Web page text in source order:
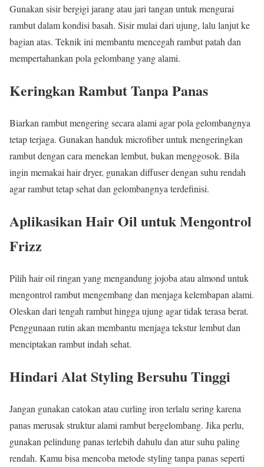
Gunakan sisir bergigi jarang atau jari tangan untuk mengurai
rambut dalam kondisi basah. Sisir mulai dari ujung, lalu lanjut ke
bagian atas. Teknik ini membantu mencegah rambut patah dan
mempertahankan pola gelombang yang alami.
Keringkan Rambut Tanpa Panas
Biarkan rambut mengering secara alami agar pola gelombangnya
tetap terjaga. Gunakan handuk microfiber untuk mengeringkan
rambut dengan cara menekan lembut, bukan menggosok. Bila
ingin memakai hair dryer, gunakan diffuser dengan suhu rendah
agar rambut tetap sehat dan gelombangnya terdefinisi.
Aplikasikan Hair Oil untuk Mengontrol
Frizz
Pilih hair oil ringan yang mengandung jojoba atau almond untuk
mengontrol rambut mengembang dan menjaga kelembapan alami.
Oleskan dari tengah rambut hingga ujung agar tidak terasa berat.
Penggunaan rutin akan membantu menjaga tekstur lembut dan
menciptakan rambut indah sehat.
Hindari Alat Styling Bersuhu Tinggi
Jangan gunakan catokan atau curling iron terlalu sering karena
panas merusak struktur alami rambut bergelombang. Jika perlu,
gunakan pelindung panas terlebih dahulu dan atur suhu paling
rendah. Kamu bisa mencoba metode styling tanpa panas seperti